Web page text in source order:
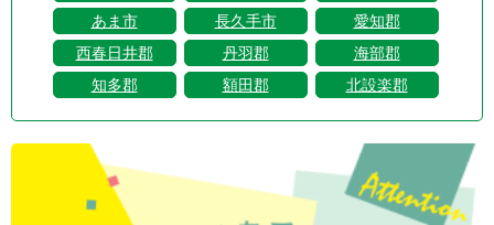
あま市
長久手市
愛知郡
西春日井郡
丹羽郡
海部郡
知多郡
額田郡 北設楽郡